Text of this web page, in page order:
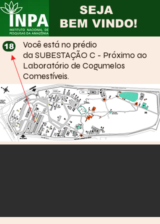
SEJA
BEM VINDO!
18
Você está no prédio
da SUBESTAÇÃO C - Próximo ao
Laboratório de Cogumelos
Comestíveis.